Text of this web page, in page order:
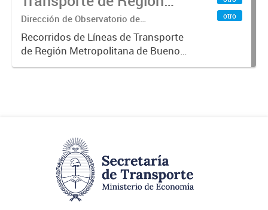
Metropolitana de
Buenos Aires (RMBA)
Dirección de Observatorio de
Transporte, Estudio y Sistemas
Recorridos de Líneas de Transporte
de Región Metropolitana de Buenos
Aires (RMBA).-
otro